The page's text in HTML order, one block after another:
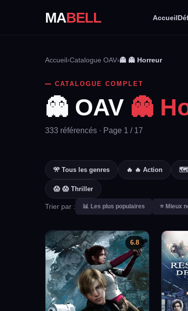
MABELL Accueil
Accueil ›Catalogue OAV›👻 👻 Horreur
CATALOGUE COMPLET
👻 OAV 👻
333 référencés · Page 1 / 17
🎌 Tous les genres 🔥 🔥 Action 🗺️
😱 😱 Thriller
Trier par : 📊 Les plus populaires ⭐ Mieux
6.8